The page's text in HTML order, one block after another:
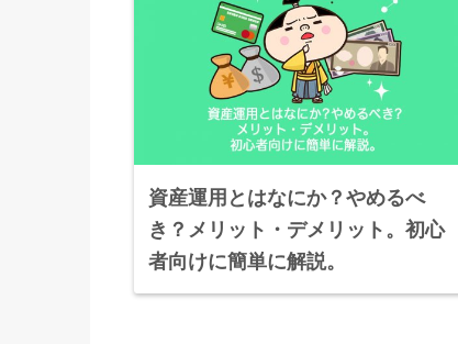
資産運用とはなにか？やめるべ
き？メリット・デメリット。初心
者向けに簡単に解説。